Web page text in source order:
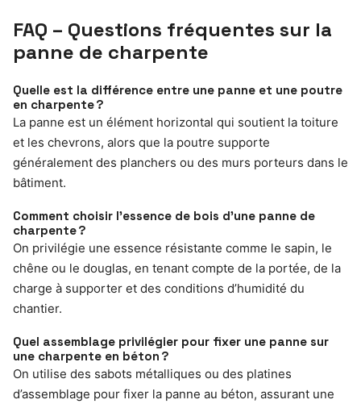
FAQ – Questions fréquentes sur la
panne de charpente
Quelle est la différence entre une panne et une poutre
en charpente ?
La panne est un élément horizontal qui soutient la toiture
et les chevrons, alors que la poutre supporte
généralement des planchers ou des murs porteurs dans le
bâtiment.
Comment choisir l’essence de bois d’une panne de
charpente ?
On privilégie une essence résistante comme le sapin, le
chêne ou le douglas, en tenant compte de la portée, de la
charge à supporter et des conditions d’humidité du
chantier.
Quel assemblage privilégier pour fixer une panne sur
une charpente en béton ?
On utilise des sabots métalliques ou des platines
d’assemblage pour fixer la panne au béton, assurant une